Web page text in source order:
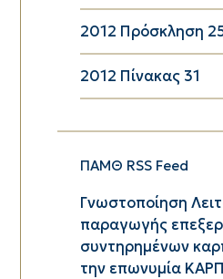
2012 Πρόσκληση
2012 Πίνακας 31
ΠΑΜΘ RSS Feed
Γνωστοποίηση
παραγωγής
συντηρημένων
την επωνυμία